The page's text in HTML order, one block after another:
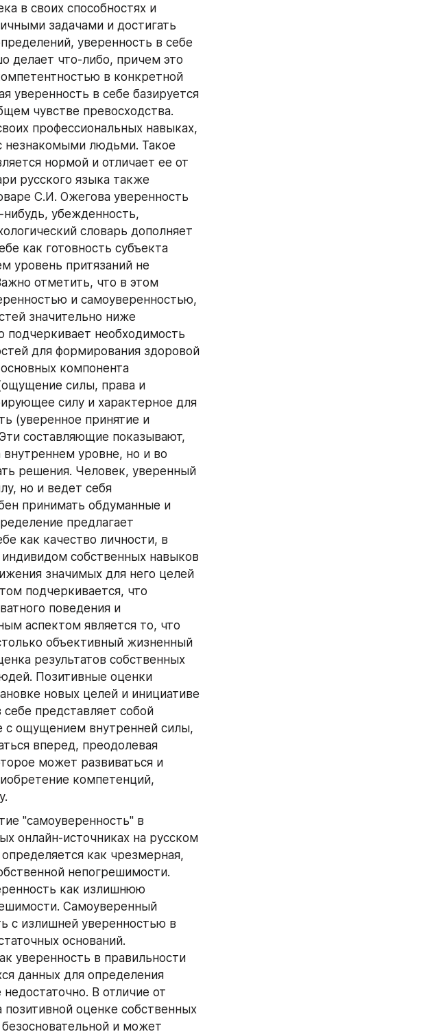
в своих способностях и
задачами и достигать
уверенность в себе
делает что-либо, причем это
в конкретной
уверенность в себе базируется
чувстве превосходства.
профессиональных навыках,
незнакомыми людьми. Такое
нормой и отличает ее от
русского языка также
С.И. Ожегова уверенность
убежденность,
словарь дополняет
как готовность субъекта
уровень притязаний не
отметить, что в этом
и самоуверенностью,
значительно ниже
подчеркивает необходимость
для формирования здоровой
компонента
силы, права и
силу и характерное для
(уверенное принятие и
составляющие показывают,
внутреннем уровне, но и во
решения. Человек, уверенный
но и ведет себя
принимать обдуманные и
предлагает
как качество личности, в
собственных навыков
значимых для него целей
подчеркивается, что
поведения и
аспектом является то, что
объективный жизненный
результатов собственных
Позитивные оценки
новых целей и инициативе
представляет собой
с ощущением внутренней силы,
вперед, преодолевая
может развиваться и
компетенций,
"самоуверенность" в
онлайн-источниках на русском
как чрезмерная,
непогрешимости.
как излишнюю
Самоуверенный
с излишней уверенностью в
оснований.
уверенность в правильности
данных для определения
В отличие от
позитивной оценке собственных
и может